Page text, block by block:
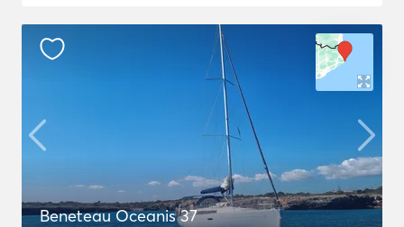
Beneteau Oceanis 37